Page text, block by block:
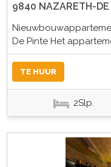
9840 NAZARETH-DE
De Pinte Het
TE HUUR
2Slp.